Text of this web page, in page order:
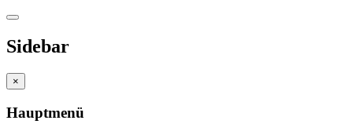
Sidebar
×
Hauptmenü